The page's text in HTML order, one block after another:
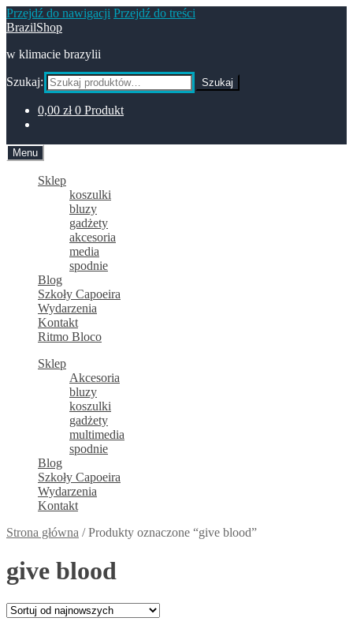
Przejdź do nawigacji Przejdź do treści
BrazilShop
w klimacie brazylii
Szukaj: Szukaj
0,00 zł 0 Produkt
Menu
Sklep
koszulki
bluzy
gadżety
akcesoria
media
spodnie
Blog
Szkoły Capoeira
Wydarzenia
Kontakt
Ritmo Bloco
Sklep
Akcesoria
bluzy
koszulki
gadżety
multimedia
spodnie
Blog
Szkoły Capoeira
Wydarzenia
Kontakt
Strona główna /Produkty oznaczone “give blood”
give blood